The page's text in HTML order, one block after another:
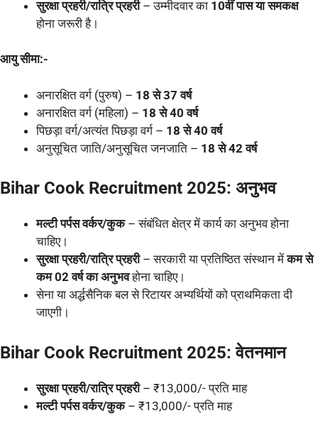
सुरक्षा प्रहरी/रात्रि प्रहरी– उम्मीदवार का 10वीं पास या समकक्ष
होना जरूरी है।
आयु सीमा:-
अनारक्षित वर्ग (पुरुष) – 18 से 37 वर्ष
अनारक्षित वर्ग (महिला) – 18 से 40 वर्ष
पिछड़ा वर्ग/अत्यंत पिछड़ा वर्ग – 18 से 40 वर्ष
अनुसूचित जाति/अनुसूचित जनजाति – 18 से 42 वर्ष
Bihar Cook Recruitment 2025: अनुभव
मल्टी पर्पस वर्कर/कुक– संबंधित क्षेत्र में कार्य का अनुभव होना
चाहिए।
सुरक्षा प्रहरी/रात्रि प्रहरी– सरकारी या प्रतिष्ठित संस्थान मेंकम से
कम 02 वर्ष का अनुभवहोना चाहिए।
सेना या अर्द्धसैनिक बल से रिटायर अभ्यर्थियों को प्राथमिकता दी
जाएगी।
Bihar Cook Recruitment 2025: वेतनमान
सुरक्षा प्रहरी/रात्रि प्रहरी– ₹13,000/- प्रति माह
मल्टी पर्पस वर्कर/कुक– ₹13,000/- प्रति माह